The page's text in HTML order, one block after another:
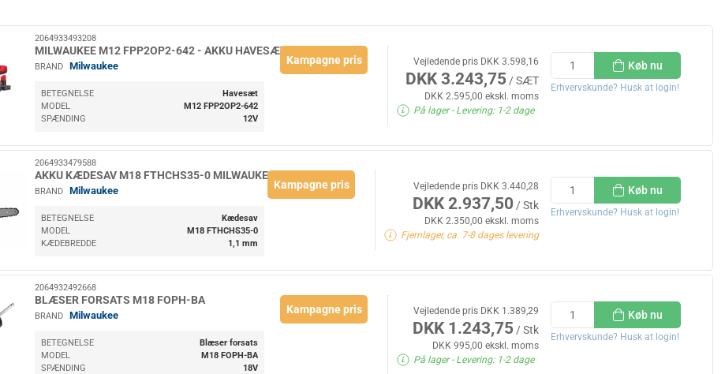
Kampagne pris
2064933493208
MILWAUKEE M12 FPP2OP2-642 - AKKU HAVESÆT
BRAND Milwaukee
BETEGNELSE
Havesæt
MODEL
M12 FPP2OP2-642
SPÆNDING
12V
Vejledende pris DKK 3.598,16
DKK 3.243,75 / SÆT
DKK 2.595,00 ekskl. moms
På lager- Levering: 1-2 dage
Køb nu
Erhvervskunde? Husk at login!
Kampagne pris
2064933479588
AKKU KÆDESAV M18 FTHCHS35-0 MILWAUKEE
BRAND Milwaukee
BETEGNELSE
Kædesav
MODEL
M18 FTHCHS35-0
KÆDEBREDDE
1,1 mm
Vejledende pris DKK 3.440,28
DKK 2.937,50 / Stk
DKK 2.350,00 ekskl. moms
Fjernlager, ca. 7-8 dages levering
Køb nu
Erhvervskunde? Husk at login!
Kampagne pris
2064932492668
BLÆSER FORSATS M18 FOPH-BA
BRAND Milwaukee
BETEGNELSE
Blæser forsats
MODEL
M18 FOPH-BA
SPÆNDING
18V
Vejledende pris DKK 1.389,29
DKK 1.243,75 / Stk
DKK 995,00 ekskl. moms
På lager- Levering: 1-2 dage
Køb nu
Erhvervskunde? Husk at login!